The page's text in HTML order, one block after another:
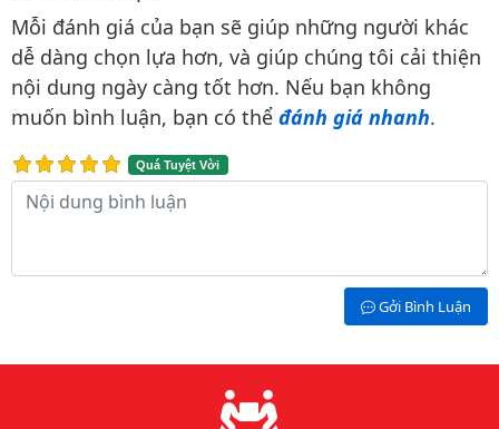
Mỗi đánh giá của bạn sẽ giúp những người khác
dễ dàng chọn lựa hơn, và giúp chúng tôi cải thiện
nội dung ngày càng tốt hơn. Nếu bạn không
muốn bình luận, bạn có thể đánh giá nhanh.
Quá Tuyệt Vời
Nội dung bình luận
Gởi Bình Luận
Lý do chọn chúng tôi